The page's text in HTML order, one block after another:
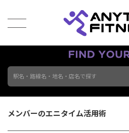
駅名・路線名・地名・店名で探す
メンバーのエニタイム活用術